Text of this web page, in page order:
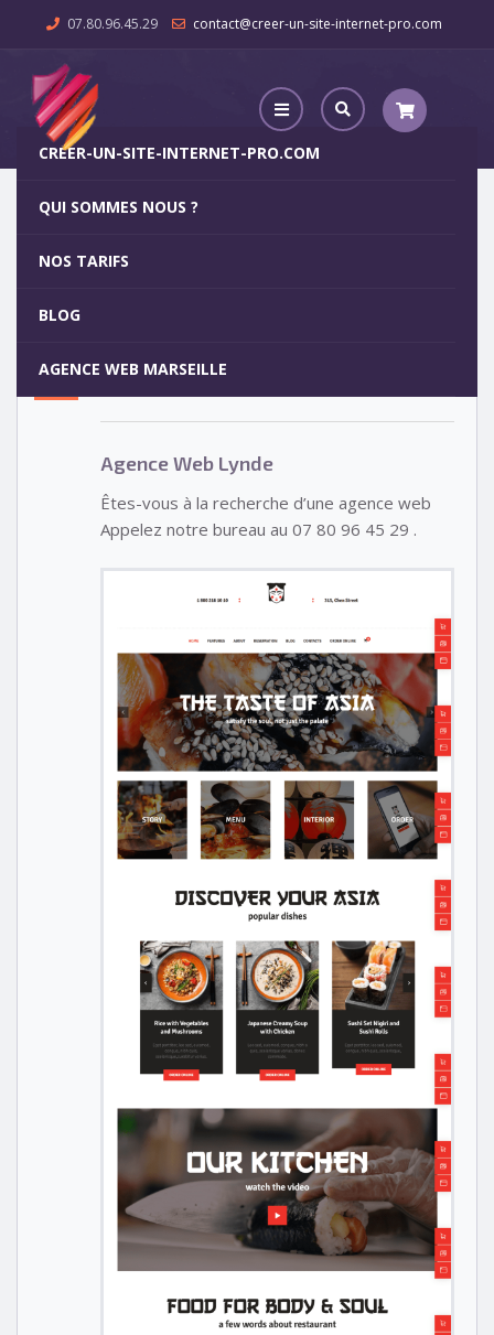
07.80.96.45.29 contact@creer-un-site-internet-pro.com
CREER-UN-SITE-INTERNET-PRO.COM
QUI SOMMES NOUS ?
NOS TARIFS
BLOG
AGENCE WEB MARSEILLE
Agence Web Lynde
5
Votre site internet pour 29€
Agence Web Lynde
Êtes-vous à la recherche d’une agence web
Appelez notre bureau au 07 80 96 45 29 .